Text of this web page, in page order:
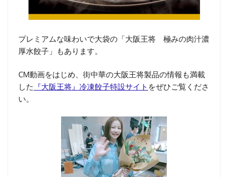
プレミアムな味わいで大袋の「大阪王将 極みの肉汁濃
厚水餃子」もあります。
CM動画をはじめ、街中華の大阪王将製品の情報も満載
した 『大阪王将』冷凍餃子特設サイト をぜひご覧くださ
い。